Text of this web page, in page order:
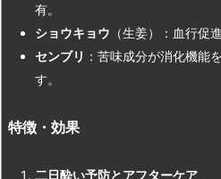
有。
ショウキョウ （生姜）：血行促
センブリ ：苦味成分が消化機能
す。
特徴・効果
二日酔い予防とアフターケア